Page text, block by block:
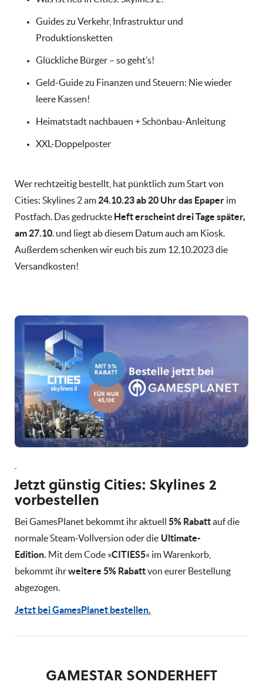
Guides zu Verkehr, Infrastruktur und
Produktionsketten
Glückliche Bürger – so geht’s!
Geld-Guide zu Finanzen und Steuern: Nie wieder
leere Kassen!
Heimatstadt nachbauen + Schönbau-Anleitung
XXL-Doppelposter
Wer rechtzeitig bestellt, hat pünktlich zum Start von
Cities: Skylines 2 am 24.10.23 ab 20 Uhr das Epaper im
Postfach. Das gedruckte Heft erscheint drei Tage später,
am 27.10. und liegt ab diesem Datum auch am Kiosk.
Außerdem schenken wir euch bis zum 12.10.2023 die
Versandkosten!
Jetzt günstig Cities: Skylines 2
vorbestellen
Bei GamesPlanet bekommt ihr aktuell 5% Rabattauf die
normale Steam-Vollversion oder die Ultimate-
Edition. Mit dem Code »CITIES5« im Warenkorb,
bekommt ihrweitere 5% Rabattvon eurer Bestellung
abgezogen.
Jetzt bei GamesPlanet bestellen.
GAMESTAR SONDERHEFT